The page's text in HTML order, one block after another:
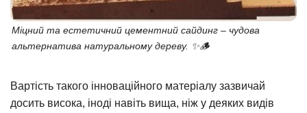
Міцний та естетичний цементний сайдинг – чудова
альтернатива натуральному дереву. ✨🪵
Вартість такого інноваційного матеріалу зазвичай
досить висока, іноді навіть вища, ніж у деяких видів